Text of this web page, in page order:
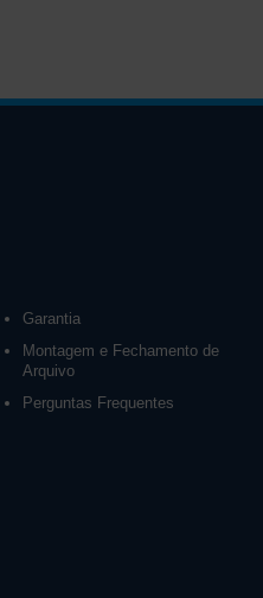
Garantia
Montagem e Fechamento de
Arquivo
Perguntas Frequentes